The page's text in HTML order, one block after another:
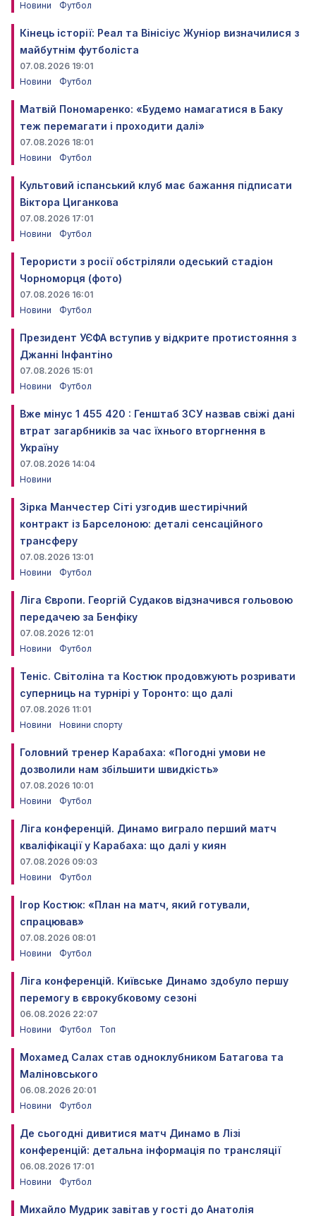
Новини Футбол
Кінець історії: Реал та Вінісіус Жуніор визначилися з
майбутнім футболіста
07.08.2026 19:01
Новини
Футбол
Матвій Пономаренко: «Будемо намагатися в Баку
теж перемагати і проходити далі»
07.08.2026 18:01
Новини
Футбол
Культовий іспанський клуб має бажання підписати
Віктора Циганкова
07.08.2026 17:01
Новини
Футбол
Терористи з росії обстріляли одеський стадіон
Чорноморця (фото)
07.08.2026 16:01
Новини
Футбол
Президент УЄФА вступив у відкрите протистояння з
Джанні Інфантіно
07.08.2026 15:01
Новини
Футбол
Вже мінус 1 455 420 : Генштаб ЗСУ назвав свіжі дані
втрат загарбників за час їхнього вторгнення в
Україну
07.08.2026 14:04
Новини
Зірка Манчестер Сіті узгодив шестирічний
контракт із Барселоною: деталі сенсаційного
трансферу
07.08.2026 13:01
Новини
Футбол
Ліга Європи. Георгій Судаков відзначився гольовою
передачею за Бенфіку
07.08.2026 12:01
Новини
Футбол
Теніс. Світоліна та Костюк продовжують розривати
суперниць на турнірі у Торонто: що далі
07.08.2026 11:01
Новини
Новини спорту
Головний тренер Карабаха: «Погодні умови не
дозволили нам збільшити швидкість»
07.08.2026 10:01
Новини
Футбол
Ліга конференцій. Динамо виграло перший матч
кваліфікації у Карабаха: що далі у киян
07.08.2026 09:03
Новини
Футбол
Ігор Костюк: «План на матч, який готували,
спрацював»
07.08.2026 08:01
Новини
Футбол
Ліга конференцій. Київське Динамо здобуло першу
перемогу в єврокубковому сезоні
06.08.2026 22:07
Новини
Футбол Топ
Мохамед Салах став одноклубником Батагова та
Маліновського
06.08.2026 20:01
Новини
Футбол
Де сьогодні дивитися матч Динамо в Лізі
конференцій: детальна інформація по трансляції
06.08.2026 17:01
Новини
Футбол
Михайло Мудрик завітав у гості до Анатолія